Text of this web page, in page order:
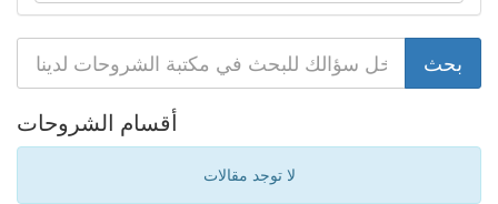
أقسام الشروحات
لا توجد مقالات